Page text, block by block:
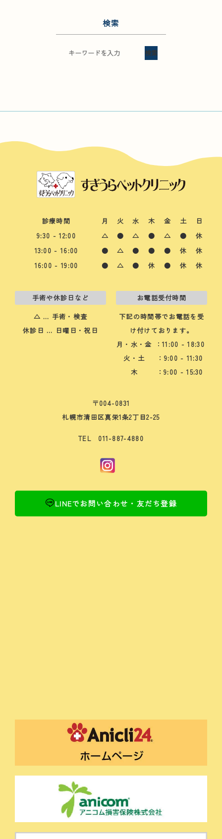
検索
検索
診療時間 月 火 水 木 金 土
日
9:30 - 12:00
△ ● △ ● △ ●
休
13:00 - 16:00
● △ ● ● ● 休
休
16:00 - 19:00
● △ ● 休 ● 休 休
手術や休診日など
△ … 手術・検査
休診日 … 日曜日・祝日
お電話受付時間
下記の時間帯でお電話を受
け付けております。
月・水・金
：11:00 - 18:30
火・土
：9:00 - 11:30
木
：9:00 - 15:30
〒004-0831
札幌市清田区真栄1条2丁目2-25
TEL 011-887-4880
LINEでお問い合わせ・友だち登録